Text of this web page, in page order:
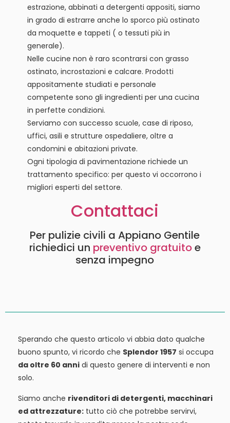
estrazione, abbinati a detergenti appositi, siamo
in grado di estrarre anche lo sporco più ostinato
da moquette e tappeti ( o tessuti più in
generale).
Nelle cucine non è raro scontrarsi con grasso
ostinato, incrostazioni e calcare. Prodotti
appositamente studiati e personale
competente sono gli ingredienti per una cucina
in perfette condizioni.
Serviamo con successo scuole, case di riposo,
uffici, asili e strutture ospedaliere, oltre a
condomini e abitazioni private.
Ogni tipologia di pavimentazione richiede un
trattamento specifico: per questo vi occorrono i
migliori esperti del settore.
Contattaci
Per pulizie civili a Appiano Gentile
richiedici un preventivo gratuitoe
senza impegno
Sperando che questo articolo vi abbia dato qualche
buono spunto, vi ricordo che Splendor 1957 si occupa
da oltre 60 anni di questo genere di interventi e non
solo.
Siamo anche rivenditori di detergenti, macchinari
ed attrezzature: tutto ciò che potrebbe servirvi,